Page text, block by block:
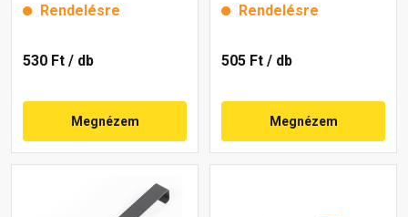
Rendelésre
530 Ft / db
Megnézem
Rendelésre
505 Ft / db
Megnézem